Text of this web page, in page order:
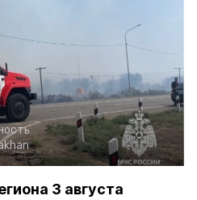
3 августа